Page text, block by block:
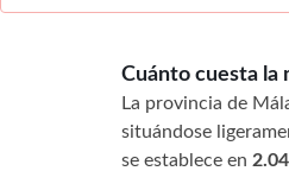
Cuánto cuesta la
La provincia de
situándose
se establece en